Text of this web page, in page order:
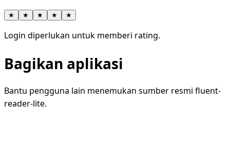
★ ★ ★ ★ ★
Login diperlukan untuk memberi rating.
Bagikan aplikasi
Bantu pengguna lain menemukan sumber resmi fluent-
reader-lite.